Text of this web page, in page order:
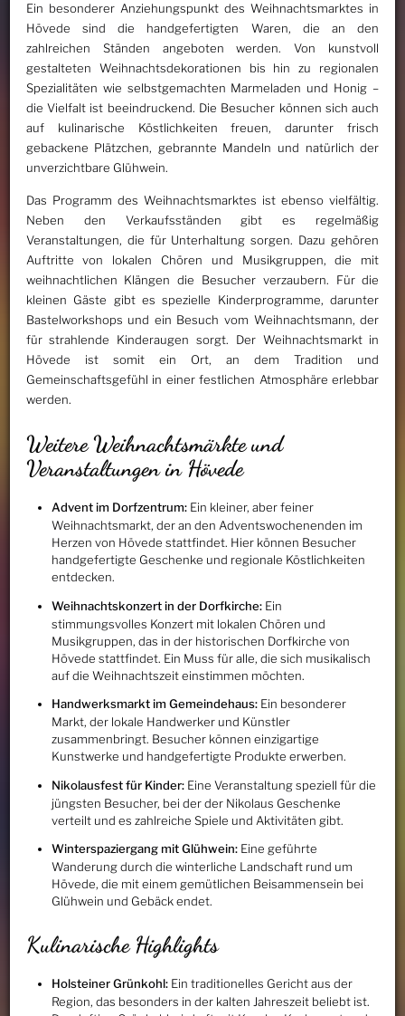
Ein besonderer Anziehungspunkt des Weihnachtsmarktes in
Hövede sind die handgefertigten Waren, die an den
zahlreichen Ständen angeboten werden. Von kunstvoll
gestalteten Weihnachtsdekorationen bis hin zu regionalen
Spezialitäten wie selbstgemachten Marmeladen und Honig –
die Vielfalt ist beeindruckend. Die Besucher können sich auch
auf kulinarische Köstlichkeiten freuen, darunter frisch
gebackene Plätzchen, gebrannte Mandeln und natürlich der
unverzichtbare Glühwein.
Das Programm des Weihnachtsmarktes ist ebenso vielfältig.
Neben den Verkaufsständen gibt es regelmäßig
Veranstaltungen, die für Unterhaltung sorgen. Dazu gehören
Auftritte von lokalen Chören und Musikgruppen, die mit
weihnachtlichen Klängen die Besucher verzaubern. Für die
kleinen Gäste gibt es spezielle Kinderprogramme, darunter
Bastelworkshops und ein Besuch vom Weihnachtsmann, der
für strahlende Kinderaugen sorgt. Der Weihnachtsmarkt in
Hövede ist somit ein Ort, an dem Tradition und
Gemeinschaftsgefühl in einer festlichen Atmosphäre erlebbar
werden.
Weitere Weihnachtsmärkte und
Veranstaltungen in Hövede
Advent im Dorfzentrum:Ein kleiner, aber feiner
Weihnachtsmarkt, der an den Adventswochenenden im
Herzen von Hövede stattfindet. Hier können Besucher
handgefertigte Geschenke und regionale Köstlichkeiten
entdecken.
Weihnachtskonzert in der Dorfkirche:Ein
stimmungsvolles Konzert mit lokalen Chören und
Musikgruppen, das in der historischen Dorfkirche von
Hövede stattfindet. Ein Muss für alle, die sich musikalisch
auf die Weihnachtszeit einstimmen möchten.
Handwerksmarkt im Gemeindehaus:Ein besonderer
Markt, der lokale Handwerker und Künstler
zusammenbringt. Besucher können einzigartige
Kunstwerke und handgefertigte Produkte erwerben.
Nikolausfest für Kinder:Eine Veranstaltung speziell für die
jüngsten Besucher, bei der der Nikolaus Geschenke
verteilt und es zahlreiche Spiele und Aktivitäten gibt.
Winterspaziergang mit Glühwein:Eine geführte
Wanderung durch die winterliche Landschaft rund um
Hövede, die mit einem gemütlichen Beisammensein bei
Glühwein und Gebäck endet.
Kulinarische Highlights
Holsteiner Grünkohl:Ein traditionelles Gericht aus der
Region, das besonders in der kalten Jahreszeit beliebt ist.